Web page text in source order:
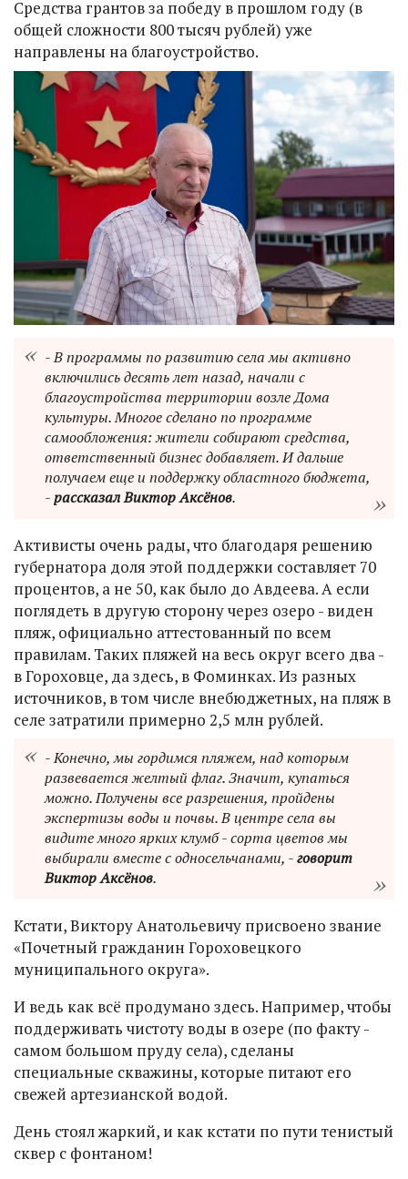
Средства грантов за победу в прошлом году (в
общей сложности 800 тысяч рублей) уже
направлены на благоустройство.
- В программы по развитию села мы активно
включились десять лет назад, начали с
благоустройства территории возле Дома
культуры. Многое сделано по программе
самообложения: жители собирают средства,
ответственный бизнес добавляет. И дальше
получаем еще и поддержку областного бюджета,
-рассказал Виктор Аксёнов.
Активисты очень рады, что благодаря решению
губернатора доля этой поддержки составляет 70
процентов, а не 50, как было до Авдеева. А если
поглядеть в другую сторону через озеро - виден
пляж, официально аттестованный по всем
правилам. Таких пляжей на весь округ всего два -
в Гороховце, да здесь, в Фоминках. Из разных
источников, в том числе внебюджетных, на пляж в
селе затратили примерно 2,5 млн рублей.
- Конечно, мы гордимся пляжем, над которым
развевается желтый флаг. Значит, купаться
можно. Получены все разрешения, пройдены
экспертизы воды и почвы. В центре села вы
видите много ярких клумб - сорта цветов мы
выбирали вместе с односельчанами, -говорит
Виктор Аксёнов.
Кстати, Виктору Анатольевичу присвоено звание
«Почетный гражданин Гороховецкого
муниципального округа».
И ведь как всё продумано здесь. Например, чтобы
поддерживать чистоту воды в озере (по факту -
самом большом пруду села), сделаны
специальные скважины, которые питают его
свежей артезианской водой.
День стоял жаркий, и как кстати по пути тенистый
сквер с фонтаном!